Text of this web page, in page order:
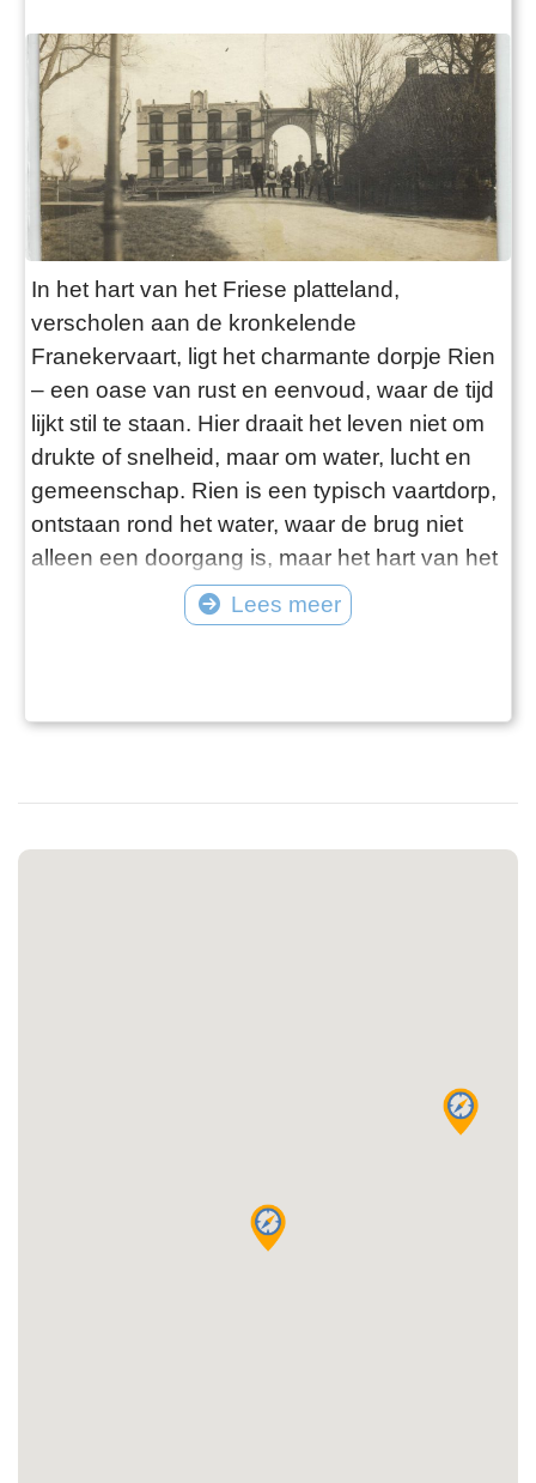
In het hart van het Friese platteland,
verscholen aan de kronkelende
Franekervaart, ligt het charmante dorpje Rien
– een oase van rust en eenvoud, waar de tijd
lijkt stil te staan. Hier draait het leven niet om
drukte of snelheid, maar om water, lucht en
gemeenschap. Rien is een typisch vaartdorp,
ontstaan rond het water, waar de brug niet
alleen een doorgang is, maar het hart van het
dorp. In plaats van een kerk vormt deze
historische klapbrug het centrale
en waar schippers wachten op hun doorgan
Lees meer